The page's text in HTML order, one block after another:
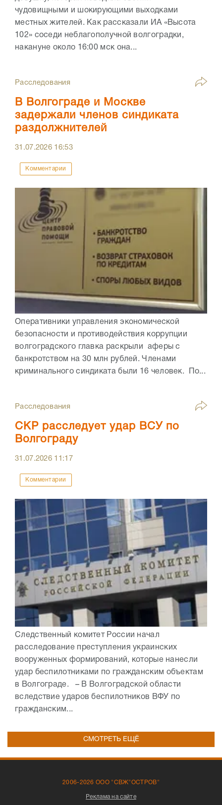
чудовищными и шокирующими выходками
местных жителей. Как рассказали ИА «Высота
102» соседи неблагополучной волгоградки,
накануне около 16:00 мск она...
Расследования
В Волгограде и Москве
задержали членов синдиката
раздолжнителей
31.07.2026 16:53
Комментарии
Оперативники управления экономической
безопасности и противодействия коррупции
волгоградского главка раскрыли аферы с
банкротством на 30 млн рублей. Членами
криминального синдиката были 16 человек. По...
Расследования
СКР расследует удар ВСУ по
Волгограду
31.07.2026 11:17
Комментарии
Следственный комитет России начал
расследование преступления украинских
вооруженных формирований, которые нанесли
удар беспилотниками по гражданским объектам
в Волгограде. – В Волгоградской области
вследствие ударов беспилотников ВФУ по
гражданским...
СМОТРЕТЬ ЕЩЁ
2006-2026 ООО "СВЖ"ОСТРОВ"
Реклама на сайте